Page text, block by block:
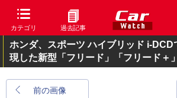
カテゴリ 過去記事
ホンダ、スポーツ ハイブリッド i-
現した新型「フリード」「フリード＋」
前の画像